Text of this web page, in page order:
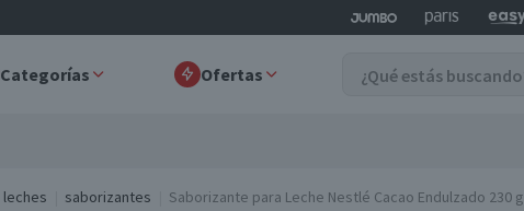
Categorías Ofertas
leches saborizantes Saborizante para Leche Nestlé Cacao Endulzado 230 g